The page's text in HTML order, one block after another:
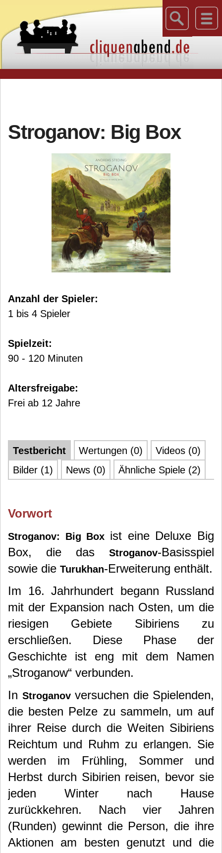
Stroganov: Big Box
Anzahl der Spieler:
1 bis 4 Spieler
Spielzeit:
90 - 120 Minuten
Altersfreigabe:
Frei ab 12 Jahre
Testbericht Wertungen (0)
Videos (0)
Bilder (1)
News (0) Ähnliche Spiele (2)
Vorwort
Stroganov: Big Box ist eine Deluxe Big
Box, die das
Stroganov-Basisspiel
sowie die Turukhan-Erweiterung enthält.
Im 16. Jahrhundert begann Russland
mit der Expansion nach Osten, um die
riesigen Gebiete Sibiriens zu
erschließen. Diese Phase der
Geschichte ist eng mit dem Namen
„Stroganow“ verbunden.
In Stroganovversuchen die Spielenden,
die besten Pelze zu sammeln, um auf
ihrer Reise durch die Weiten Sibiriens
Reichtum und Ruhm zu erlangen. Sie
werden im Frühling, Sommer und
Herbst durch Sibirien reisen, bevor sie
jeden Winter nach Hause
zurückkehren. Nach vier Jahren
(Runden) gewinnt die Person, die ihre
Aktionen am besten genutzt und die